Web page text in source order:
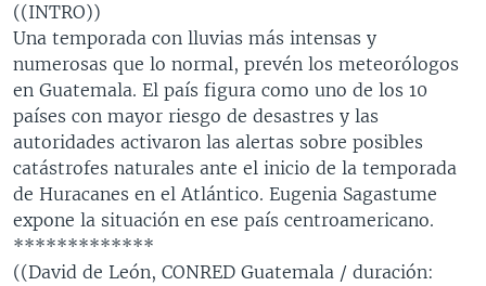
BRASIL
ENTRETENIMIENTO Y CULTURA
TECNOLOGÍA
DEPORTES
CIENCIA Y SALUD
VIDEOS
FOTOGRAFÍA
AUDIOS
PROGRAMAS TV
EL MUNDO AL DÍA
FORO INTERAMERICANO
VISIÓN 360
LAS CLAVES
PANORAMA
RADIO
AVANCE INFORMATIVO
AUDIONOTICIAS
BUENOS DÍAS AMÉRICA
ESTADOS UNIDOS AL DÍA
EL MUNDO AL DÍA [RADIO]
DIRECT
DOCUMENTALES DE LA VOA
SÍGANOS
((INTRO))
Una temporada con lluvias más intensas y
numerosas que lo normal, prevén los meteorólogos
en Guatemala. El país figura como uno de los 10
países con mayor riesgo de desastres y las
autoridades activaron las alertas sobre posibles
catástrofes naturales ante el inicio de la temporada
de Huracanes en el Atlántico. Eugenia Sagastume
expone la situación en ese país centroamericano.
*************
((David de León, CONRED Guatemala / duración: